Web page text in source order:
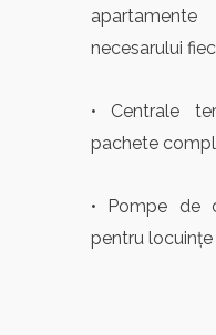
necesarului
• Centrale
pachete
• Pompe de
pentru locuințe